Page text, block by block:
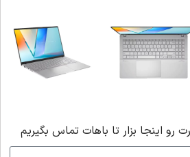
رو اینجا بزار تا باهات تماس بگیریم